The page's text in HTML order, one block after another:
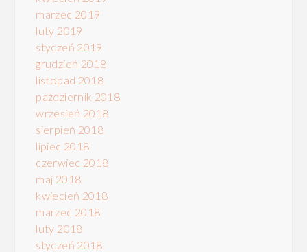
marzec 2019
luty 2019
styczeń 2019
grudzień 2018
listopad 2018
październik 2018
wrzesień 2018
sierpień 2018
lipiec 2018
czerwiec 2018
maj 2018
kwiecień 2018
marzec 2018
luty 2018
styczeń 2018